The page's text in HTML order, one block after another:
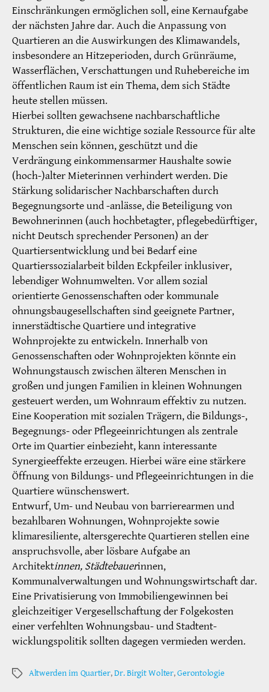
Einschränkungen ermöglichen soll, eine Kernaufgabe
der nächsten Jahre dar. Auch die Anpassung von
Quartieren an die Auswirkungen des Klimawandels,
insbesondere an Hitzeperioden, durch Grünräume,
Wasserflächen, Verschattungen und Ruhebereiche im
öffentlichen Raum ist ein Thema, dem sich Städte
heute stellen müssen.
Hierbei sollten gewachsene nachbarschaftliche
Strukturen, die eine wichtige soziale Ressource für alte
Menschen sein können, geschützt und die
Verdrängung einkommensarmer Haushalte sowie
(hoch-)alter Mieterinnen verhindert werden. Die
Stärkung solidarischer Nachbarschaften durch
Begegnungsorte und -anlässe, die Beteiligung von
Bewohnerinnen (auch hochbetagter, pflegebedürftiger,
nicht Deutsch sprechender Personen) an der
Quartiersentwicklung und bei Bedarf eine
Quartierssozialarbeit bilden Eckpfeiler inklusiver,
lebendiger Wohnumwelten. Vor allem sozial
orientierte Genossenschaften oder kommunale
ohnungsbaugesellschaften sind geeignete Partner,
innerstädtische Quartiere und integrative
Wohnprojekte zu entwickeln. Innerhalb von
Genossenschaften oder Wohnprojekten könnte ein
Wohnungstausch zwischen älteren Menschen in
großen und jungen Familien in kleinen Wohnungen
gesteuert werden, um Wohnraum effektiv zu nutzen.
Eine Kooperation mit sozialen Trägern, die Bildungs-,
Begegnungs- oder Pflegeeinrichtungen als zentrale
Orte im Quartier einbezieht, kann interessante
Synergieeffekte erzeugen. Hierbei wäre eine stärkere
Öffnung von Bildungs- und Pflegeeinrichtungen in die
Quartiere wünschenswert.
Entwurf, Um- und Neubau von barrierearmen und
bezahlbaren Wohnungen, Wohnprojekte sowie
klimaresiliente, altersgerechte Quartieren stellen eine
anspruchsvolle, aber lösbare Aufgabe an
Architektinnen, Städtebauerinnen,
Kommunalverwaltungen und Wohnungswirtschaft dar.
Eine Privatisierung von Immobiliengewinnen bei
gleichzeitiger Vergesellschaftung der Folgekosten
einer verfehlten Wohnungsbau- und Stadtent-
wicklungspolitik sollten dagegen vermieden werden.
Schlagwörter
Altwerden im Quartier,Dr. Birgit Wolter,Gerontologie